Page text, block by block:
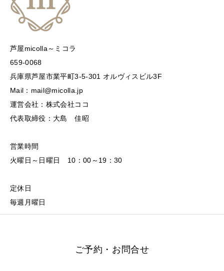
芦屋micolla～ミコラ
659-0068
兵庫県芦屋市業平町3-5-301 オルヴィスビル3F
Mail：mail@micolla.jp
運営会社：株式会社ココ
代表取締役：大島 佳昭
営業時間
火曜日～日曜日 10：00～19：30
定休日
毎週月曜日
ご予約・お問合せ